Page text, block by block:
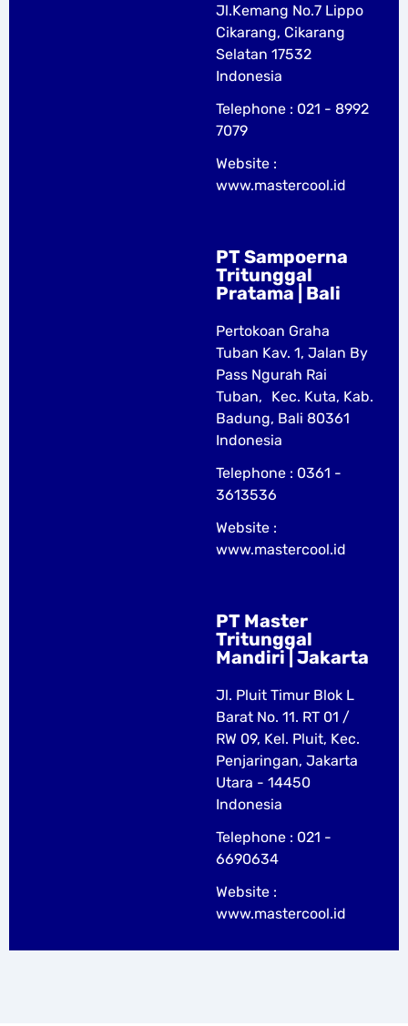
Jl.Kemang No.7 Lippo
Cikarang, Cikarang
Selatan 17532
Indonesia
Telephone : 021 - 8992
7079
Website :
www.mastercool.id
PT Sampoerna
Tritunggal
Pratama | Bali
Pertokoan Graha
Tuban Kav. 1, Jalan By
Pass Ngurah Rai
Tuban, Kec. Kuta, Kab.
Badung, Bali 80361
Indonesia
Telephone : 0361 -
3613536
Website :
www.mastercool.id
PT Master
Tritunggal
Mandiri | Jakarta
Jl. Pluit Timur Blok L
Barat No. 11. RT 01 /
RW 09, Kel. Pluit, Kec.
Penjaringan, Jakarta
Utara - 14450
Indonesia
Telephone : 021 -
6690634
Website :
www.mastercool.id